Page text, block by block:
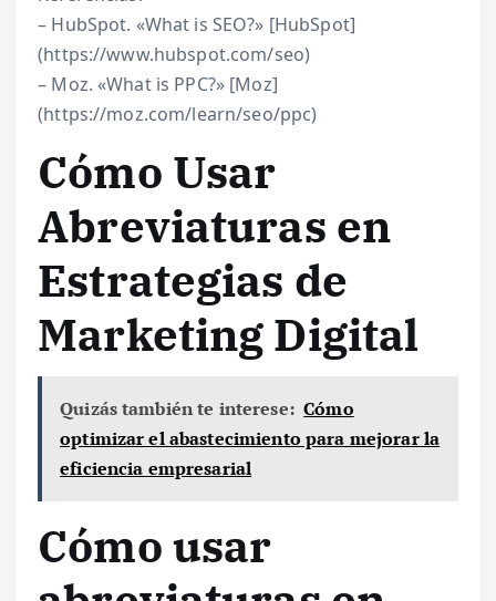
– HubSpot. «What is SEO?» [HubSpot]
(https://www.hubspot.com/seo)
– Moz. «What is PPC?» [Moz]
(https://moz.com/learn/seo/ppc)
Cómo Usar
Abreviaturas en
Estrategias de
Marketing Digital
Quizás también te interese: Cómo
optimizar el abastecimiento para mejorar la
eficiencia empresarial
Cómo usar